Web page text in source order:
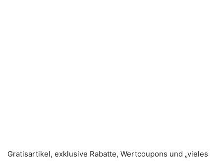
Gratisartikel, exklusive Rabatte, Wertcoupons und „vieles